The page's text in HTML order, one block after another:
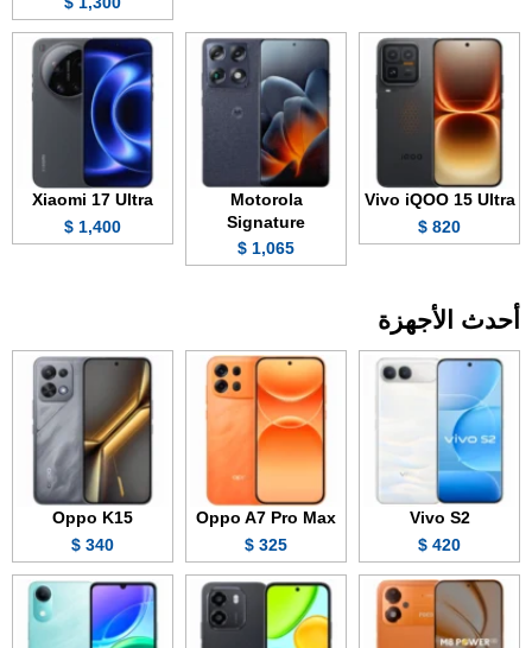
Vivo iQOO 15 Ultra
820 $
Motorola
Signature
1,065 $
Xiaomi 17 Ultra
1,400 $
أحدث الأجهزة
Vivo S2
420 $
Oppo A7 Pro Max
325 $
Oppo K15
340 $